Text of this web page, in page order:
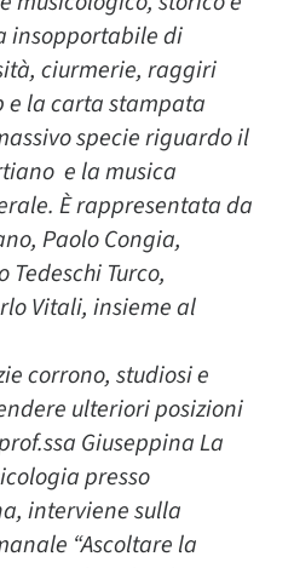
insopportabile di
ciurmerie, raggiri
e la carta stampata
specie riguardo il
e la musica
È rappresentata da
Paolo Congia,
Turco,
Vitali, insieme al
corrono, studiosi e
ulteriori posizioni
Giuseppina La
presso
interviene sulla
“Ascoltare la